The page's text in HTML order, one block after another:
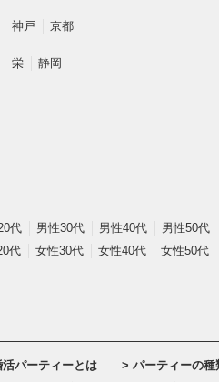
神戸 京都
栄 静岡
代 男性30代 男性40代
男性50代
代
女性30代 女性40代 女性50代
活パーティーとは パーティーの種